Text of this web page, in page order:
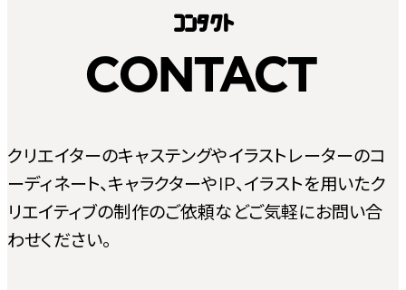
コンタクト
CONTACT
クリエイターのキャステングやイラストレーターのコ
ーディネート、キャラクターやIP、イラストを用いたク
リエイティブの制作のご依頼などご気軽にお問い合
わせください。